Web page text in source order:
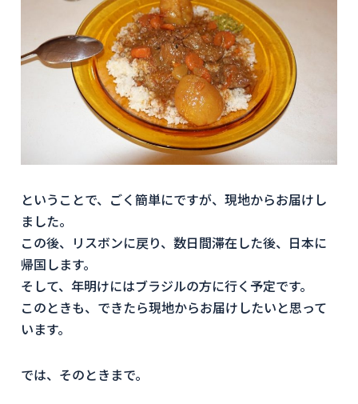
ということで、ごく簡単にですが、現地からお届けし
ました。
この後、リスボンに戻り、数日間滞在した後、日本に
帰国します。
そして、年明けにはブラジルの方に行く予定です。
このときも、できたら現地からお届けしたいと思って
います。
では、そのときまで。